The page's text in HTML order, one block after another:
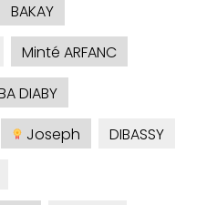
BAKAY
Minté ARFANC
DIABY
Joseph
DIBASSY